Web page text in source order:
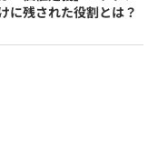
に残された役割とは？